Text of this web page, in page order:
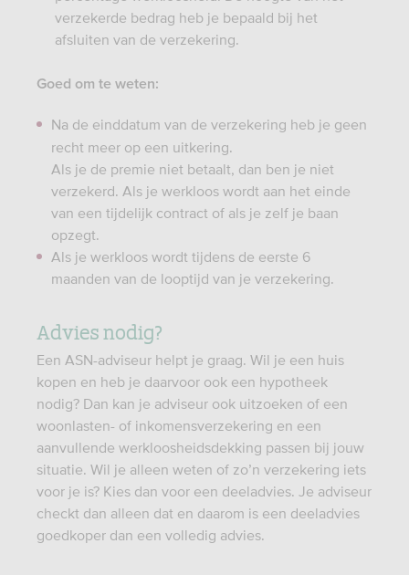
verzekerde bedrag heb je bepaald bij het
afsluiten van de verzekering.
Goed om te weten:
Na de einddatum van de verzekering heb je geen
recht meer op een uitkering.
Als je de premie niet betaalt, dan ben je niet
verzekerd. Als je werkloos wordt aan het einde
van een tijdelijk contract of als je zelf je baan
opzegt.
Als je werkloos wordt tijdens de eerste 6
maanden van de looptijd van je verzekering.
Advies nodig?
Een ASN-adviseur helpt je graag. Wil je een huis
kopen en heb je daarvoor ook een hypotheek
nodig? Dan kan je adviseur ook uitzoeken of een
woonlasten- of inkomensverzekering en een
aanvullende werkloosheidsdekking passen bij jouw
situatie. Wil je alleen weten of zo’n verzekering iets
voor je is? Kies dan voor een deeladvies. Je adviseur
checkt dan alleen dat en daarom is een deeladvies
goedkoper dan een volledig advies.